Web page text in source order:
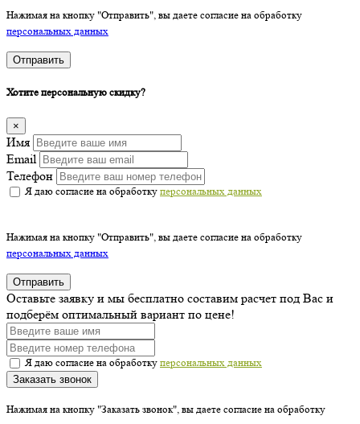
Нажимая на кнопку "Отправить", вы даете согласие на обработку
персональных данных
Отправить
Хотите персональную скидку?
×
Имя
Email
Телефон
Я даю согласие на обработку персональных данных
Нажимая на кнопку "Отправить", вы даете согласие на обработку
персональных данных
Отправить
Оставьте заявку и мы бесплатно составим расчет под Вас и
подберём оптимальный вариант по цене!
Я даю согласие на обработку персональных данных
Заказать звонок
Нажимая на кнопку "Заказать звонок", вы даете согласие на обработку